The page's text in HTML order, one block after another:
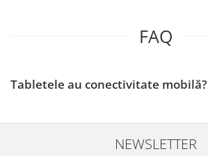
FAQ
Tabletele au conectivitate mobilă?
NEWSLETTER